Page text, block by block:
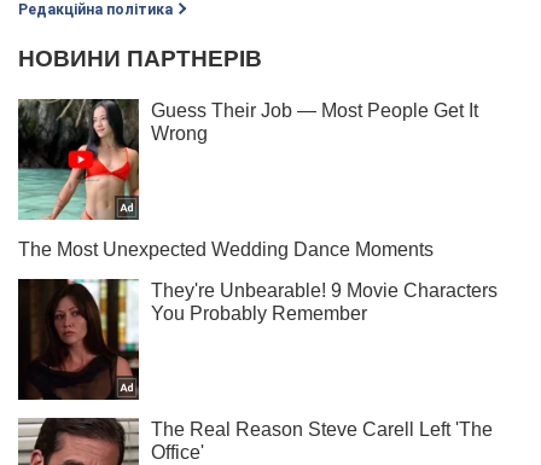
Редакційна політика